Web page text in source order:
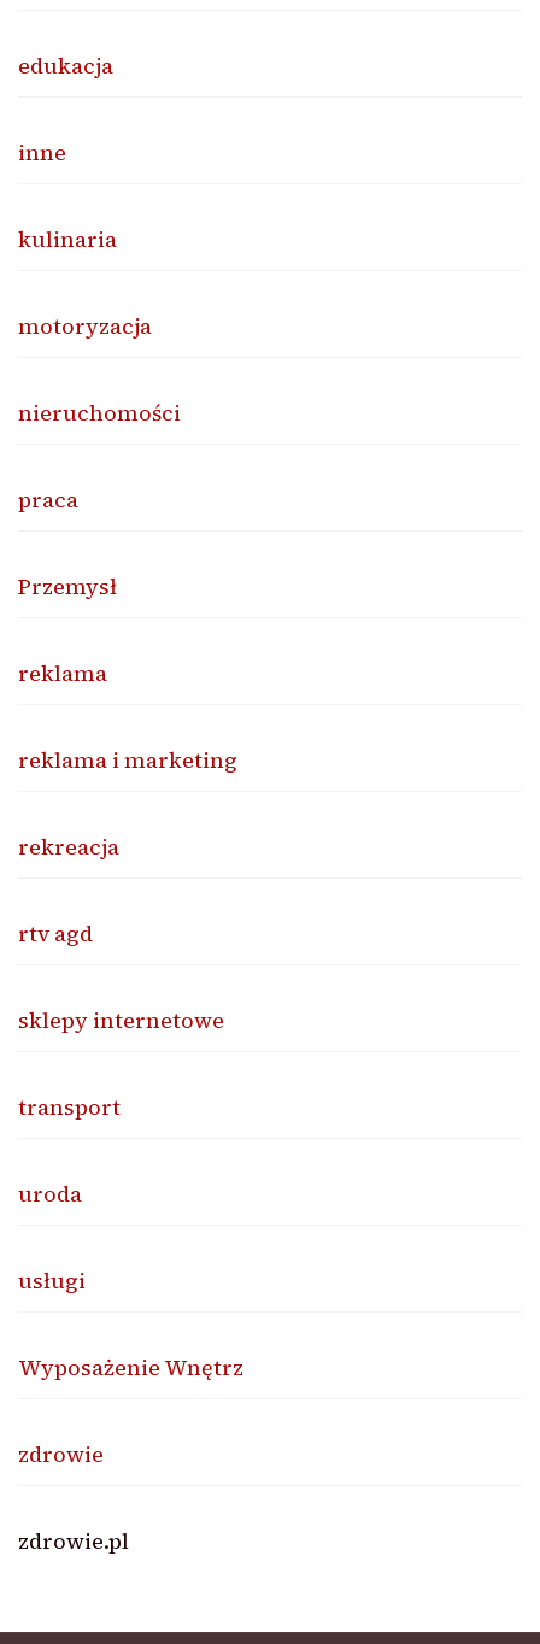
edukacja
inne
kulinaria
motoryzacja
nieruchomości
praca
Przemysł
reklama
reklama i marketing
rekreacja
rtv agd
sklepy internetowe
transport
uroda
usługi
Wyposażenie Wnętrz
zdrowie
zdrowie.pl